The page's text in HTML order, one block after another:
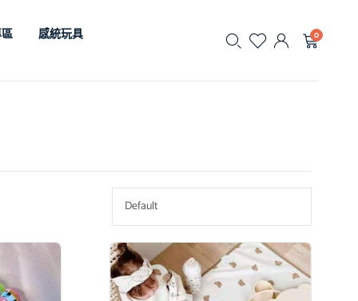
感統玩具 0
Default